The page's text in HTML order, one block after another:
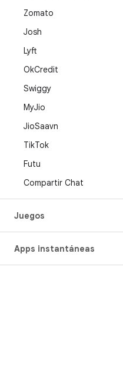
Zomato
Josh
Lyft
OkCredit
Swiggy
MyJio
JioSaavn
TikTok
Futu
Compartir Chat
Juegos
Apps instantáneas